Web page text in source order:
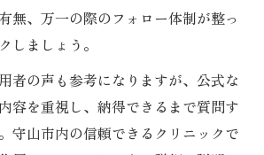
無、万一の際のフォロー体制が整っ
しましょう。
者の声も参考になりますが、公式な
容を重視し、納得できるまで質問す
守山市内の信頼できるクリニックで